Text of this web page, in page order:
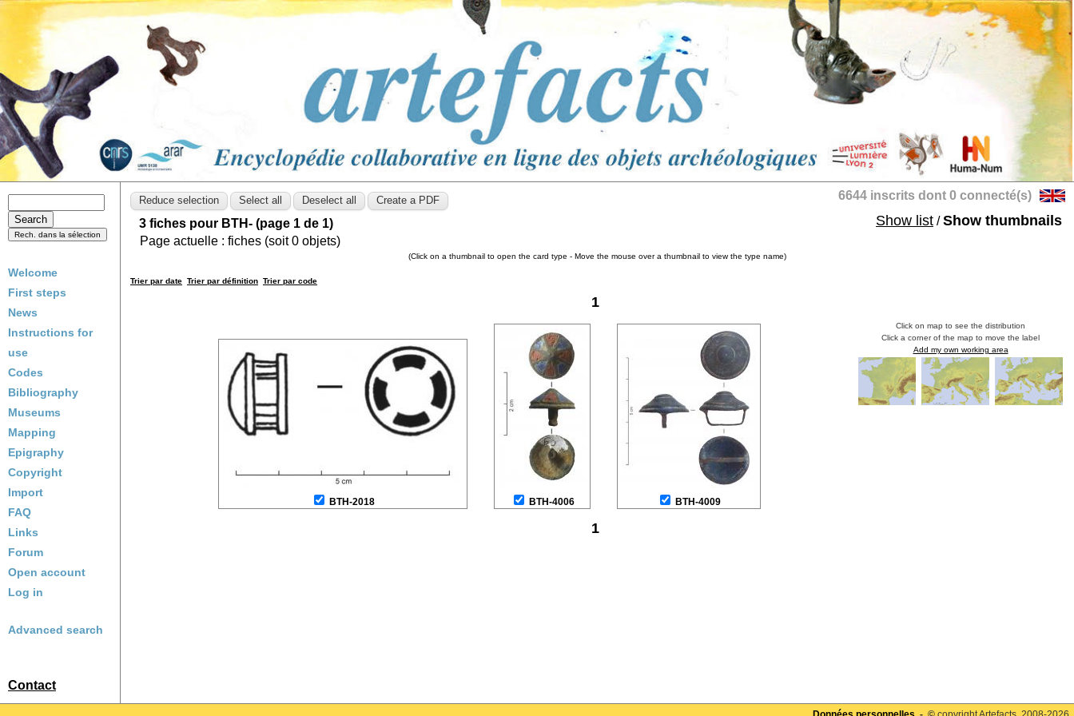
Welcome
First steps
News
Instructions for
use
Codes
Bibliography
Museums
Mapping
Epigraphy
Copyright
Import
FAQ
Links
Forum
Open account
Log in
Advanced search
Contact
6644 inscrits dont 0 connecté(s)
3 fiches pour BTH- (page 1 de 1) Show list /Show thumbnails
Page actuelle : fiches (soit0 objets)
(Click on a thumbnail to open the card type - Move the mouse over a thumbnail to view the type name)
Trier par date Trier par définition Trier par code
1
Click on map to see the distribution
Click a corner of the map to move the label
Add my own working area
BTH-2018 BTH-4006 BTH-4009
1